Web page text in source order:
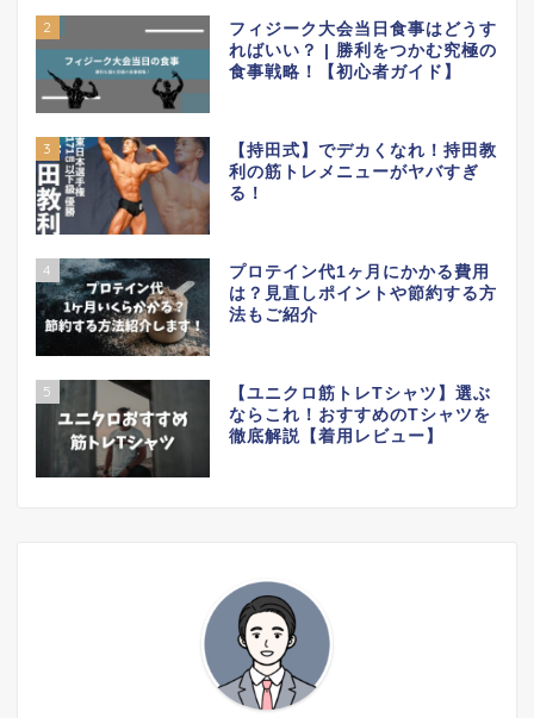
2
フィジーク大会当日食事はどうす
ればいい？ | 勝利をつかむ究極の
食事戦略！【初心者ガイド】
3
【持田式】でデカくなれ！持田教
利の筋トレメニューがヤバすぎ
る！
4
プロテイン代1ヶ月にかかる費用
は？見直しポイントや節約する方
法もご紹介
5
【ユニクロ筋トレTシャツ】選ぶ
ならこれ！おすすめのTシャツを
徹底解説【着用レビュー】